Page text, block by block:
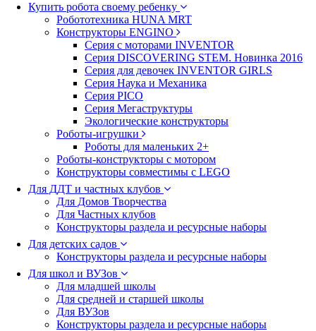
Купить робота своему ребенку
Робототехника HUNA MRT
Конструкторы ENGINO
Серия с моторами INVENTOR
Серия DISCOVERING STEM. Новинка 2016
Серия для девочек INVENTOR GIRLS
Серия Наука и Механика
Серия PICO
Серия Мегаструктуры
Экологические конструкторы
Роботы-игрушки
Роботы для маленьких 2+
Роботы-конструкторы с мотором
Конструкторы совместимы с LEGO
Для ДДТ и частных клубов
Для Домов Творчества
Для Частных клубов
Конструкторы раздела и ресурсные наборы
Для детских садов
Конструкторы раздела и ресурсные наборы
Для школ и ВУЗов
Для младшей школы
Для средней и старшей школы
Для ВУЗов
Конструкторы раздела и ресурсные наборы